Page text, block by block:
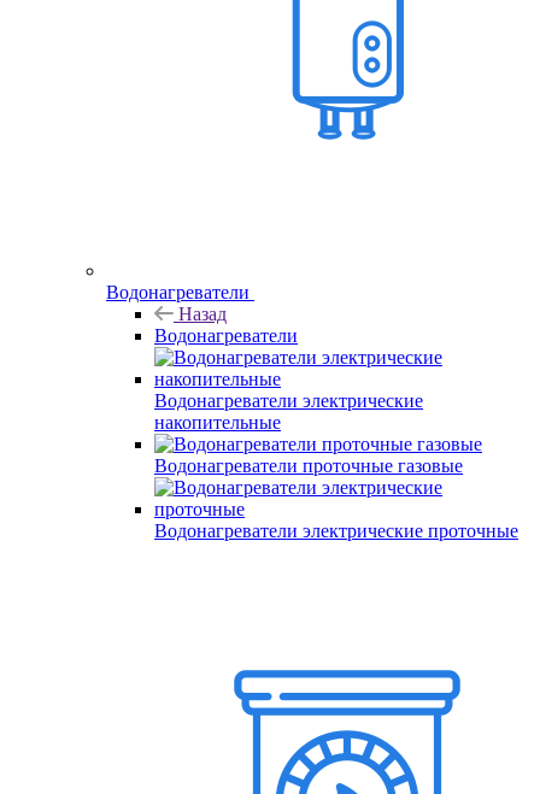
Водонагреватели
Назад
Водонагреватели
Водонагреватели электрические
накопительные
Водонагреватели проточные газовые
Водонагреватели электрические проточные